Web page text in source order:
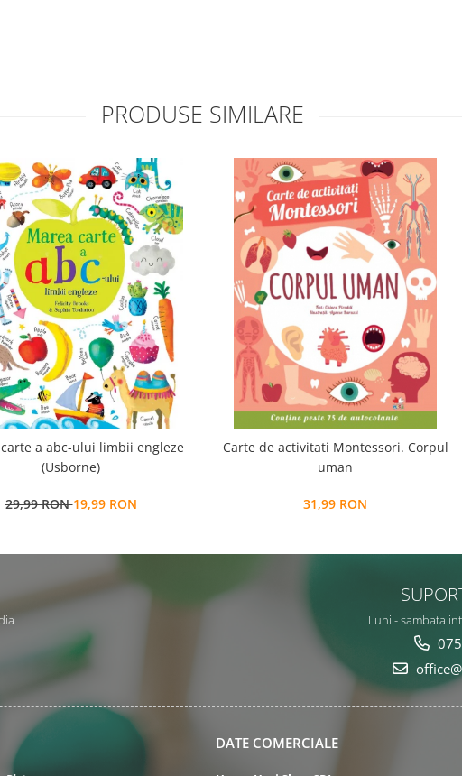
PRODUSE SIMILARE
a abc-ului limbii engleze
(Usborne)
29,99 RON19,99 RON
Carte de activitati Montessori. Corpul
uman
31,99 RON
Luni - sambata
DATE COMERCIALE